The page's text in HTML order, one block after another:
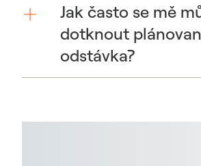
Jak často se mě
dotknout
odstávka?